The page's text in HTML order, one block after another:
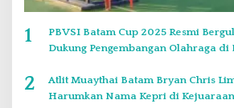
1
PBVSI Batam Cup 2025 Resmi
Dukung Pengembangan Olahraga di
2
Atlit Muaythai Batam Bryan Chris
Harumkan Nama Kepri di